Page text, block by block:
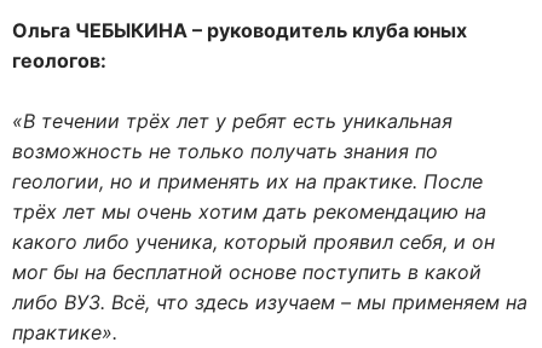
Ольга ЧЕБЫКИНА – руководитель клуба юных
геологов:
«В течении трёх лет у ребят есть уникальная
возможность не только получать знания по
геологии, но и применять их на практике. После
трёх лет мы очень хотим дать рекомендацию на
какого либо ученика, который проявил себя, и он
мог бы на бесплатной основе поступить в какой
либо ВУЗ. Всё, что здесь изучаем – мы применяем на
практике».